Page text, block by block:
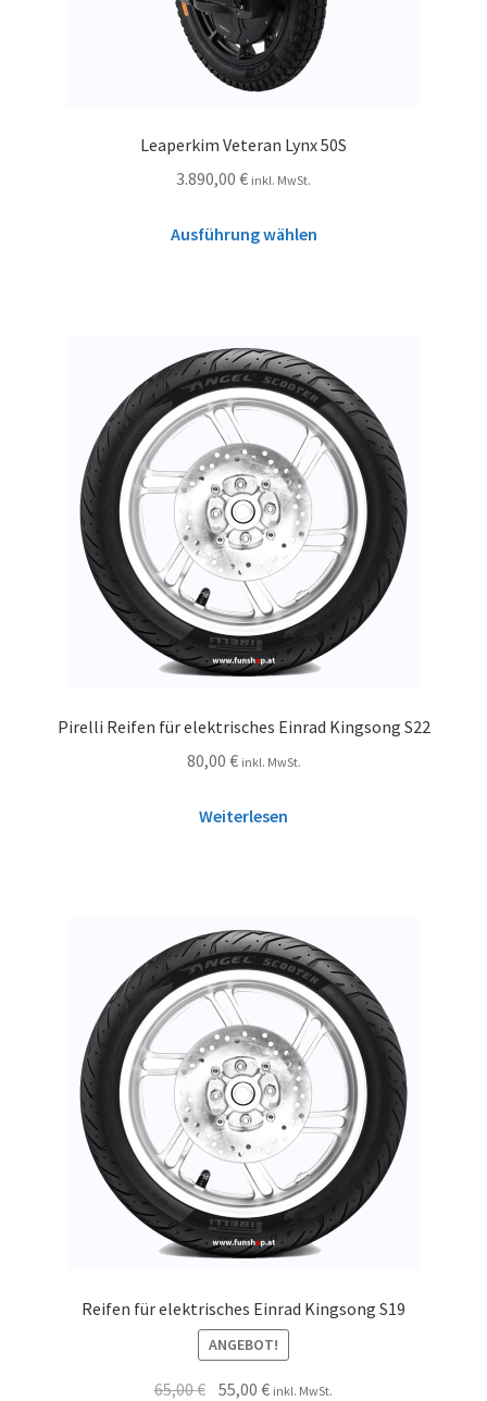
Leaperkim Veteran Lynx 50S
3.890,00 € inkl. MwSt.
Ausführung wählen
Pirelli Reifen für elektrisches Einrad Kingsong S22
80,00 € inkl. MwSt.
Weiterlesen
Reifen für elektrisches Einrad Kingsong S19
ANGEBOT!
65,00€ 55,00€ inkl. MwSt.